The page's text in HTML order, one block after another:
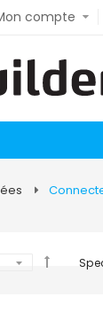
compte